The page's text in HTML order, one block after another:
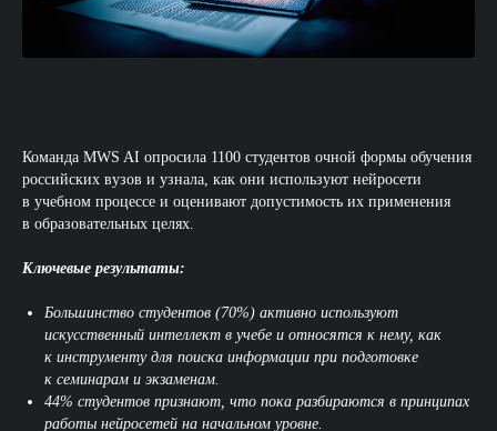
Команда MWS AI опросила 1100 студентов очной формы обучения
российских вузов и узнала, как они используют нейросети
в учебном процессе и оценивают допустимость их применения
в образовательных целях.
Ключевые результаты:
Большинство студентов (70%) активно используют
искусственный интеллект в учебе и относятся к нему, как
к инструменту для поиска информации при подготовке
к семинарам и экзаменам.
44% студентов признают, что пока разбираются в принципах
работы нейросетей на начальном уровне.